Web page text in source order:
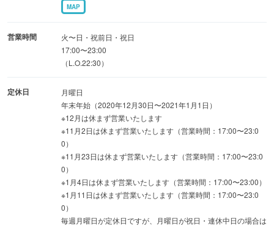
MAP
営業時間
火〜日・祝前日・祝日
17:00〜23:00
（L.O.22:30）
定休日
月曜日
年末年始（2020年12月30日〜2021年1月1日）
※12月は休まず営業いたします
※11月2日は休まず営業いたします（営業時間：17:00〜23:0
0）
※11月23日は休まず営業いたします（営業時間：17:00〜23:0
0）
※1月4日は休まず営業いたします（営業時間：17:00〜23:00）
※1月11日は休まず営業いたします（営業時間：17:00〜23:0
0）
毎週月曜日が定休日ですが、月曜日が祝日・連休中日の場合は